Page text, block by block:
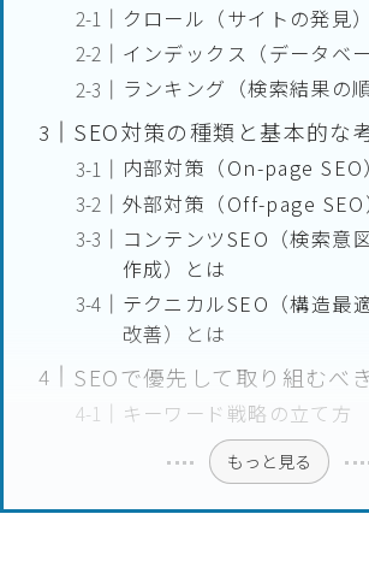
クロール（サイトの発見）
インデックス（データベ
ランキング（検索結果の
SEO対策の種類と基本的な
内部対策（On-page SEO
外部対策（Off-page SEO
コンテンツSEO（検索意
作成）とは
テクニカルSEO（構造最
改善）とは
SEOで優先して取り組むべ
キーワード戦略の立て方
もっと見る